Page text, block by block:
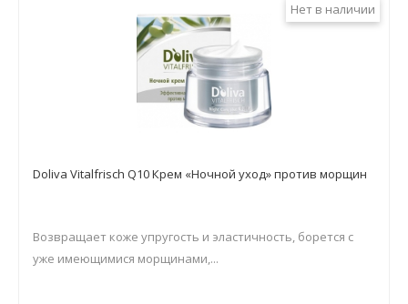
Нет в наличии
Doliva Vitalfrisch Q10 Крем «Ночной уход» против морщин
Возвращает коже упругость и эластичность, борется с
уже имеющимися морщинами,...